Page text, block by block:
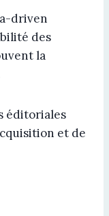
driven
des
la
éditoriales
et de